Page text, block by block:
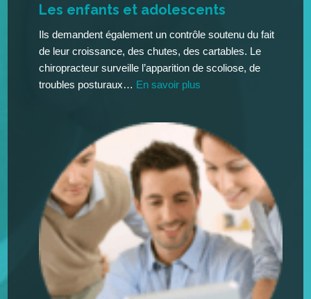
Les enfants et adolescents
Ils demandent également un contrôle soutenu du fait
de leur croissance, des chutes, des cartables. Le
chiropracteur surveille l’apparition de scoliose, de
troubles posturaux… En savoir plus